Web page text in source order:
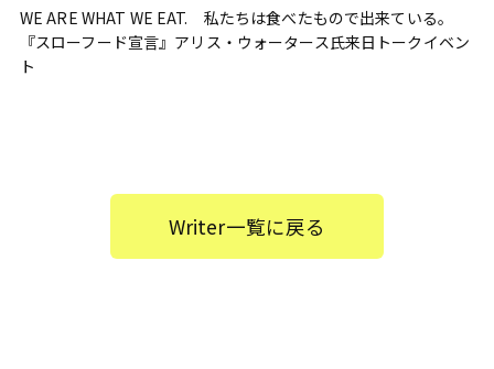
WE ARE WHAT WE EAT. 私たちは食べたもので出来ている。
『スローフード宣言』アリス・ウォータース氏来日トークイベン
ト
Writer一覧に戻る